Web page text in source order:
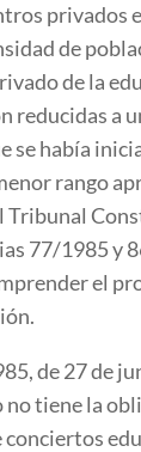
privados
de
de la
reducidas a
se había
rango
Tribunal
77/1985 y
el
de 27 de
no tiene la